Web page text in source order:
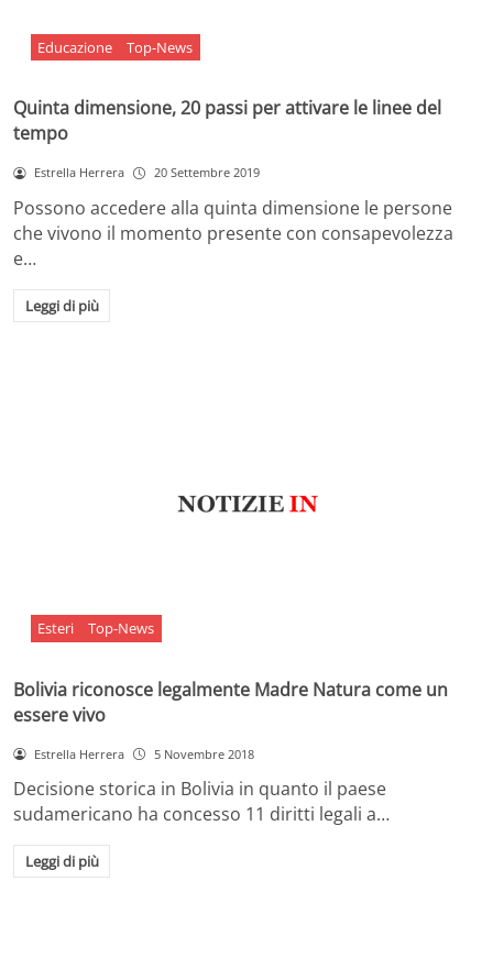
Educazione Top-News
Quinta dimensione, 20 passi per attivare le linee del
tempo
Estrella Herrera 20 Settembre 2019
Possono accedere alla quinta dimensione le persone
che vivono il momento presente con consapevolezza
e…
Leggi di più
Esteri Top-News
Bolivia riconosce legalmente Madre Natura come un
essere vivo
Estrella Herrera 5 Novembre 2018
Decisione storica in Bolivia in quanto il paese
sudamericano ha concesso 11 diritti legali a…
Leggi di più